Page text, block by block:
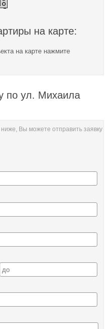
на карте:
на карте нажмите
по ул. Михаила
Вы можете отправить заявку